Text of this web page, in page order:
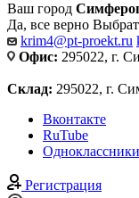
Ваш город
Да, все верно
krim4@pt-proekt.ru
Офис: 295022, г.
Склад: 295022, г.
Вконтакте
RuTube
Одноклассники
Регистрация